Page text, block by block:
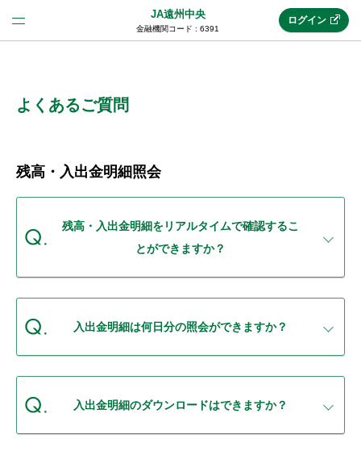
JA遠州中央
金融機関コード : 6391
(法人JAネットバンク)
JAネットバンクトップ
機能・サービス
セキュリティ
ログイン
よくあるご質問
残高・入出金明細照会
残高・入出金明細をリアルタイムで確認するこ
とができますか？
入出金明細は何日分の照会ができますか？
入出金明細のダウンロードはできますか？